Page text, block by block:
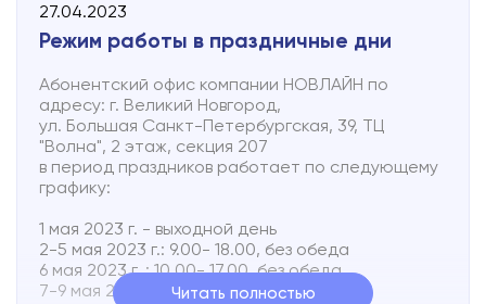
Приносим свои извинения за возможные
неудобства.
27.04.2023
Режим работы в праздничные дни
Абонентский офис компании НОВЛАЙН по
адресу: г. Великий Новгород,
ул. Большая Санкт-Петербургская, 39, ТЦ
"Волна", 2 этаж, секция 207
в период праздников работает по следующему
графику:
1 мая 2023 г. - выходной день
2-5 мая 2023 г.: 9.00- 18.00, без обеда
6 мая 2023 г. : 10.00- 17.00, без обеда
7-9 мая 2023 г. - выходные дни
Читать полностью